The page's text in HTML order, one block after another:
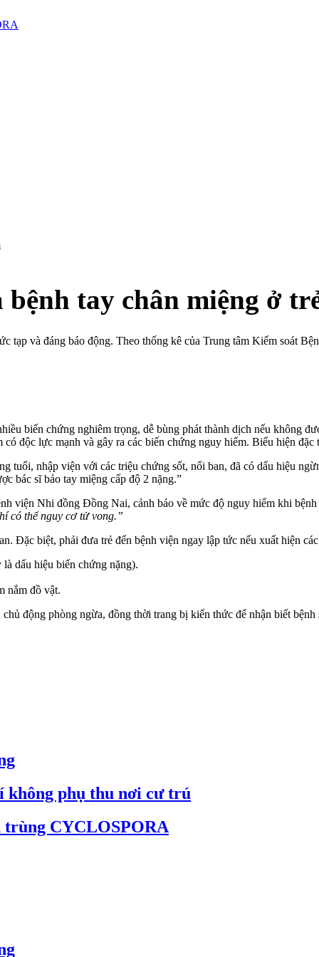
tay chân miệng ở
và đáng báo động. Theo thống kê của Trung tâm Kiểm soát
biến chứng nghiêm trọng, dễ bùng phát thành dịch nếu không
độc lực mạnh và gây ra các biến chứng nguy hiểm. Biểu hiện
tuổi, nhập viện với các triệu chứng sốt, nổi ban, đã có dấu hiệu
bác sĩ bảo tay miệng cấp độ 2 nặng.”
viện Nhi đồng Đồng Nai, cảnh báo về mức độ nguy hiểm khi
có thể nguy cơ tử vong.”
Đặc biệt, phải đưa trẻ đến bệnh viện ngay lập tức nếu xuất hiện
dấu hiệu biến chứng nặng).
nắm đồ vật.
động phòng ngừa, đồng thời trang bị kiến thức để nhận biết
không phụ thu nơi cư trú
trùng CYCLOSPORA